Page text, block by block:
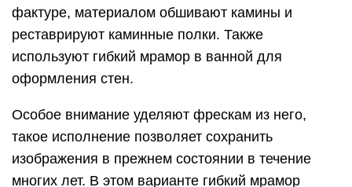
фактуре, материалом обшивают камины и
реставрируют каминные полки. Также
используют гибкий мрамор в ванной для
оформления стен.
Особое внимание уделяют фрескам из него,
такое исполнение позволяет сохранить
изображения в прежнем состоянии в течение
многих лет. В этом варианте гибкий мрамор